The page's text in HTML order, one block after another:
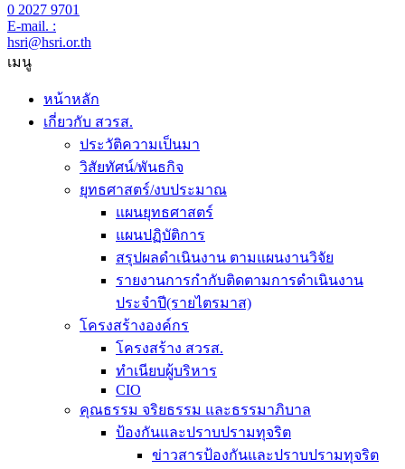
0 2027 9701
E-mail. :
hsri@hsri.or.th
เมนู
หน้าหลัก
เกี่ยวกับ สวรส.
ประวัติความเป็นมา
วิสัยทัศน์/พันธกิจ
ยุทธศาสตร์/งบประมาณ
แผนยุทธศาสตร์
แผนปฏิบัติการ
สรุปผลดำเนินงาน ตามแผนงานวิจัย
รายงานการกำกับติดตามการดำเนินงาน
ประจำปี(รายไตรมาส)
โครงสร้างองค์กร
โครงสร้าง สวรส.
ทำเนียบผู้บริหาร
CIO
คุณธรรม จริยธรรม และธรรมาภิบาล
ป้องกันและปราบปรามทุจริต
ข่าวสารป้องกันและปราบปรามทุจริต